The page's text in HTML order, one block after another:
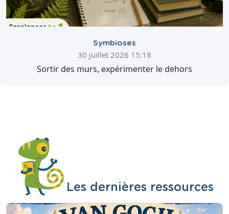
Symbioses
30 juillet 2026 15:18
Sortir des murs, expérimenter le dehors
Les dernières ressources